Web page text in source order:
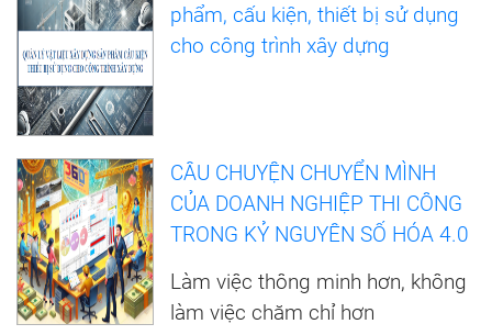
phẩm, cấu kiện, thiết bị sử dụng
cho công trình xây dựng
CÂU CHUYỆN CHUYỂN MÌNH
CỦA DOANH NGHIỆP THI CÔNG
TRONG KỶ NGUYÊN SỐ HÓA 4.0
Làm việc thông minh hơn, không
làm việc chăm chỉ hơn